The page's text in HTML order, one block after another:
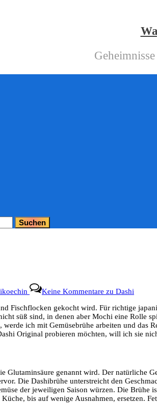
Keine Kommentare zu Dashi
Fischflocken gekocht wird. Für richtige
süß sind, in denen aber Mochi eine Rolle
ich mit Gemüsebrühe arbeiten und das
Original probieren möchten, will ich sie
Glutaminsäure genannt wird. Der natürliche
Die Dashibrühe unterstreicht den
der jeweiligen Saison würzen. Die Brühe
bis auf wenige Ausnahmen, ersetzen.